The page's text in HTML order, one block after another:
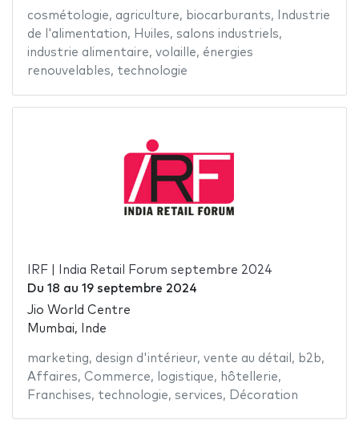
cosmétologie, agriculture, biocarburants,
Industrie
de l'alimentation, Huiles, salons industriels,
industrie alimentaire, volaille, énergies
renouvelables, technologie
IRF | India Retail Forum septembre 2024
Du 18 au 19 septembre 2024
Jio World Centre
Mumbai, Inde
marketing, design d'intérieur, vente au détail , b2b,
Affaires, Commerce, logistique, hôtellerie,
Franchises, technologie, services, Décoration